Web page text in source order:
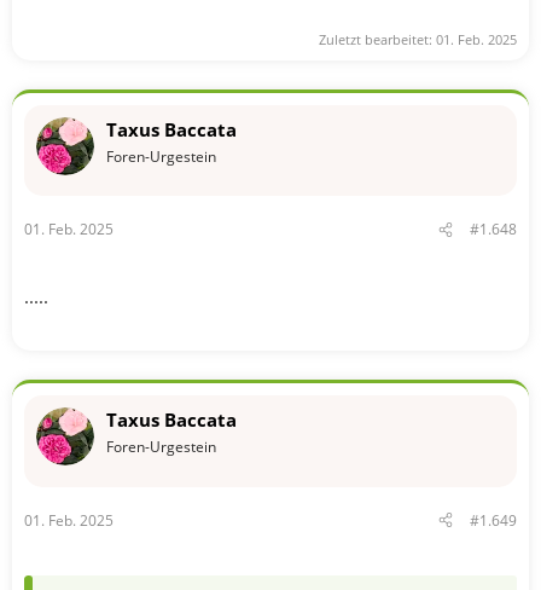
Zuletzt bearbeitet: 01. Feb. 2025
Taxus Baccata
Foren-Urgestein
01. Feb. 2025 #1.648
.....
Taxus Baccata
Foren-Urgestein
01. Feb. 2025 #1.649